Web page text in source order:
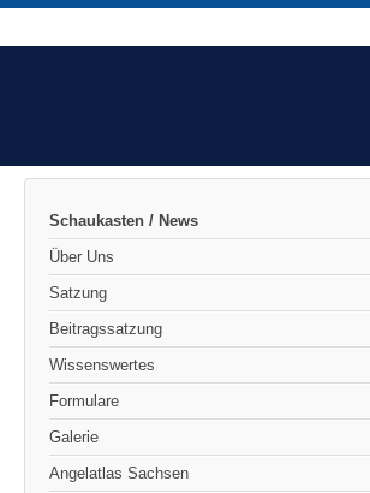
Schaukasten / News
Über Uns
Satzung
Beitragssatzung
Wissenswertes
Formulare
Galerie
Angelatlas Sachsen